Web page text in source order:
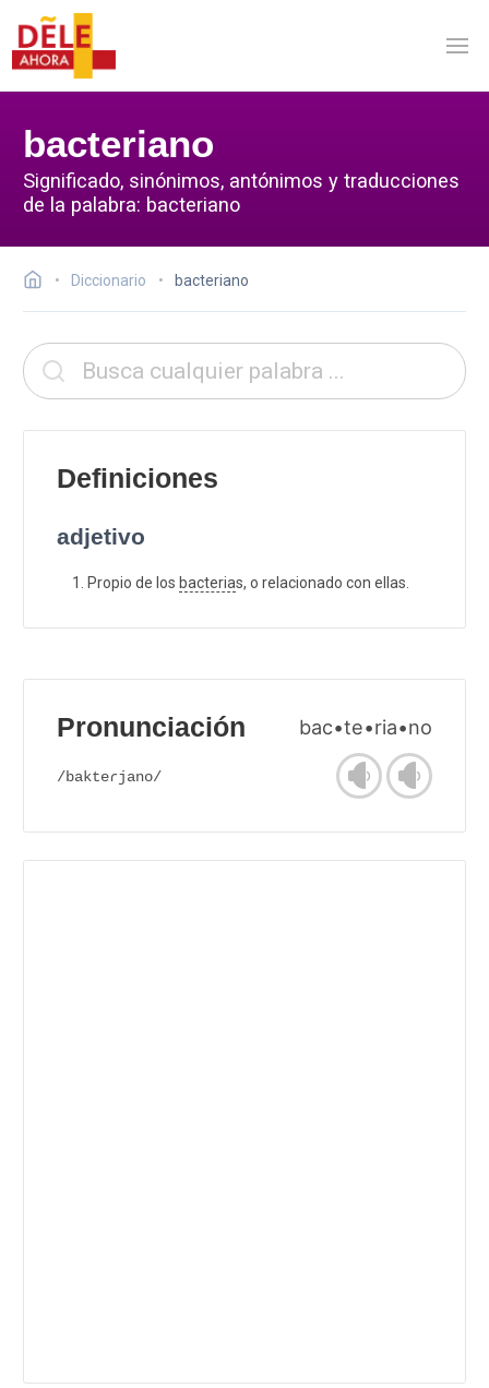
bacteriano
Significado, sinónimos, antónimos y traducciones
de la palabra: bacteriano
Diccionario bacteriano
Definiciones
adjetivo
Propio de los bacterias, o relacionado con ellas.
Pronunciación bac•te•ria•no
/bakteɾjano/